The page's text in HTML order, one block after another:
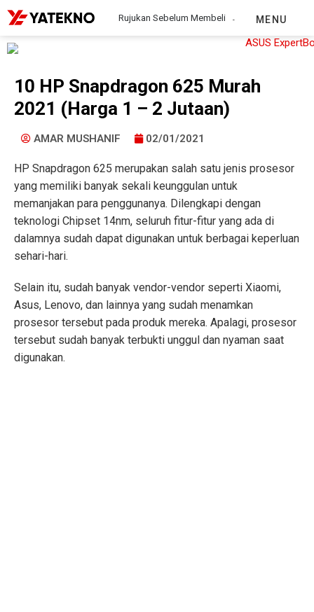
Rujukan Sebelum Membeli MENU
10 HP Snapdragon 625 Murah
2021 (Harga 1 – 2 Jutaan)
AMAR MUSHANIF 02/01/2021
HP Snapdragon 625 merupakan salah satu jenis prosesor
yang memiliki banyak sekali keunggulan untuk
memanjakan para penggunanya. Dilengkapi dengan
teknologi Chipset 14nm, seluruh fitur-fitur yang ada di
dalamnya sudah dapat digunakan untuk berbagai keperluan
sehari-hari.
Selain itu, sudah banyak vendor-vendor seperti Xiaomi,
Asus, Lenovo, dan lainnya yang sudah menamkan
prosesor tersebut pada produk mereka. Apalagi, prosesor
tersebut sudah banyak terbukti unggul dan nyaman saat
digunakan.